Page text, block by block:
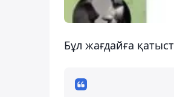
Бұл жағдайға